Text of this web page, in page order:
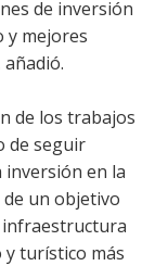
de inversión
y mejores
de los trabajos
de seguir
inversión en la
un objetivo
infraestructura
turístico más